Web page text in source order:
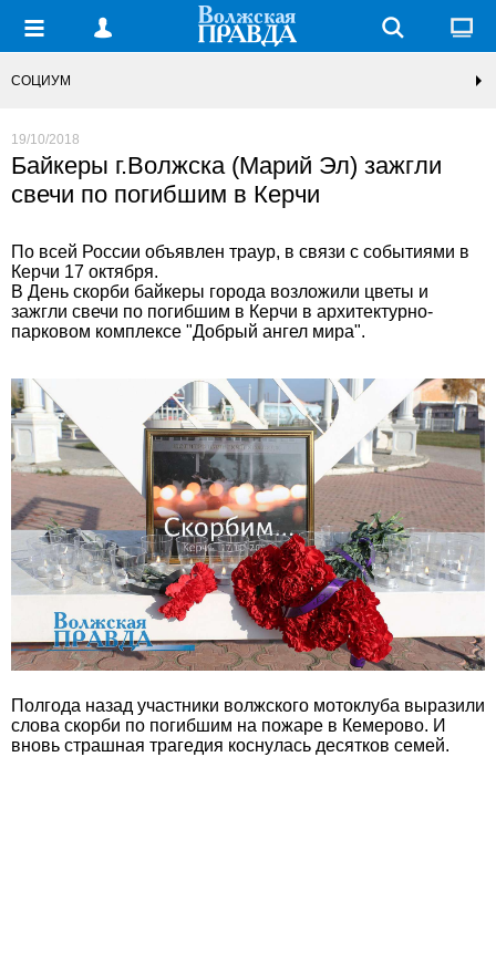
СОЦИУМ
19/10/2018
Байкеры г.Волжска (Марий Эл) зажгли
свечи по погибшим в Керчи
По всей России объявлен траур, в связи с событиями в
Керчи 17 октября.
В День скорби байкеры города возложили цветы и
зажгли свечи по погибшим в Керчи в архитектурно-
парковом комплексе "Добрый ангел мира".
Полгода назад участники волжского мотоклуба выразили
слова скорби по погибшим на пожаре в Кемерово. И
вновь страшная трагедия коснулась десятков семей.